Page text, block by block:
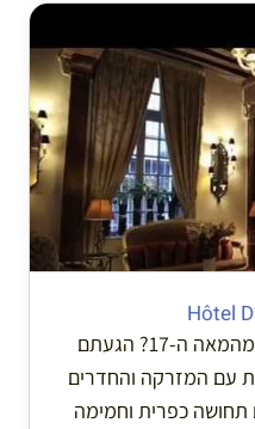
Hôtel
חולמים להתארח באחוזה מהמאה ה-17? הגעתם
עם המזרקה והחדרים
תחושה כפרית וחמימה